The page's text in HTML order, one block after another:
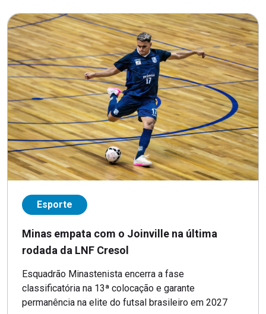
Esporte
Minas empata com o Joinville na última
rodada da LNF Cresol
Esquadrão Minastenista encerra a fase
classificatória na 13ª colocação e garante
permanência na elite do futsal brasileiro em 2027